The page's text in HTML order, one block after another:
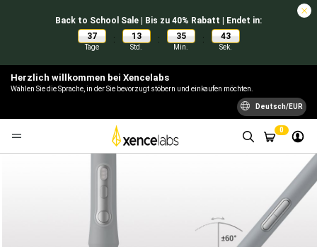
Back to School Sale | Bis zu 40% Rabatt | Endet in:
37
Tage
: 13
Std.
: 35
Min.
: 42
Sek.
Herzlich willkommen bei Xencelabs
Wählen Sie die Sprache, in der Sie bevorzugt stöbern und einkaufen möchten.
Deutsch/EUR
0